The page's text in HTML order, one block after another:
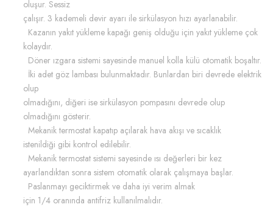
oluşur. Sessiz
çalışır. 3 kademeli devir ayarı ile sirkülasyon hızı ayarlanabilir.
Kazanın yakıt yükleme kapağı geniş olduğu için yakıt yükleme çok
kolaydır.
Döner ızgara sistemi sayesinde manuel kolla külü otomatik boşaltır.
İki adet göz lambası bulunmaktadır. Bunlardan biri devrede elektrik
olup
olmadığını, diğeri ise sirkülasyon pompasını devrede olup
olmadığını gösterir.
Mekanik termostat kapatıp açılarak hava akışı ve sıcaklık
istenildiği gibi kontrol edilebilir.
Mekanik termostat sistemi sayesinde ısı değerleri bir kez
ayarlandıktan sonra sistem otomatik olarak çalışmaya başlar.
Paslanmayı geciktirmek ve daha iyi verim almak
için 1/4 oranında antifriz kullanılmalıdır.